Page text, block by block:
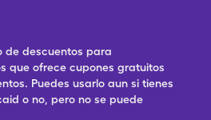
de descuentos para
que ofrece cupones gratuitos
Puedes usarlo aun si tienes
o no, pero no se puede